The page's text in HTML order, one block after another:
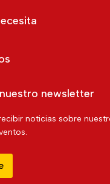
newsletter
noticias sobre